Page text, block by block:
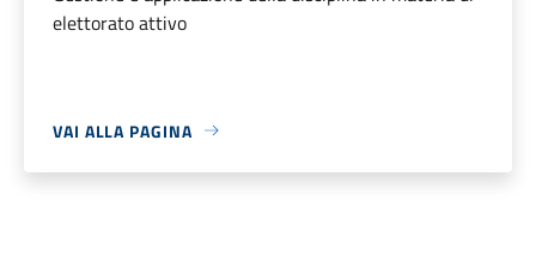
elettorato attivo
VAI ALLA PAGINA